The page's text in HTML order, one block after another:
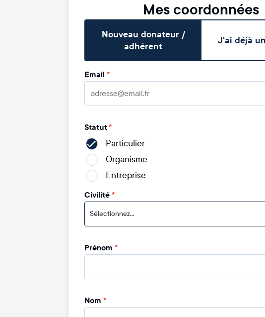
Mes coordonnées
Nouveau donateur /
adhérent
J'ai déjà
Email *
Statut*
Particulier
Organisme
Entreprise
Civilité*
Sélectionnez...
Prénom *
Nom *